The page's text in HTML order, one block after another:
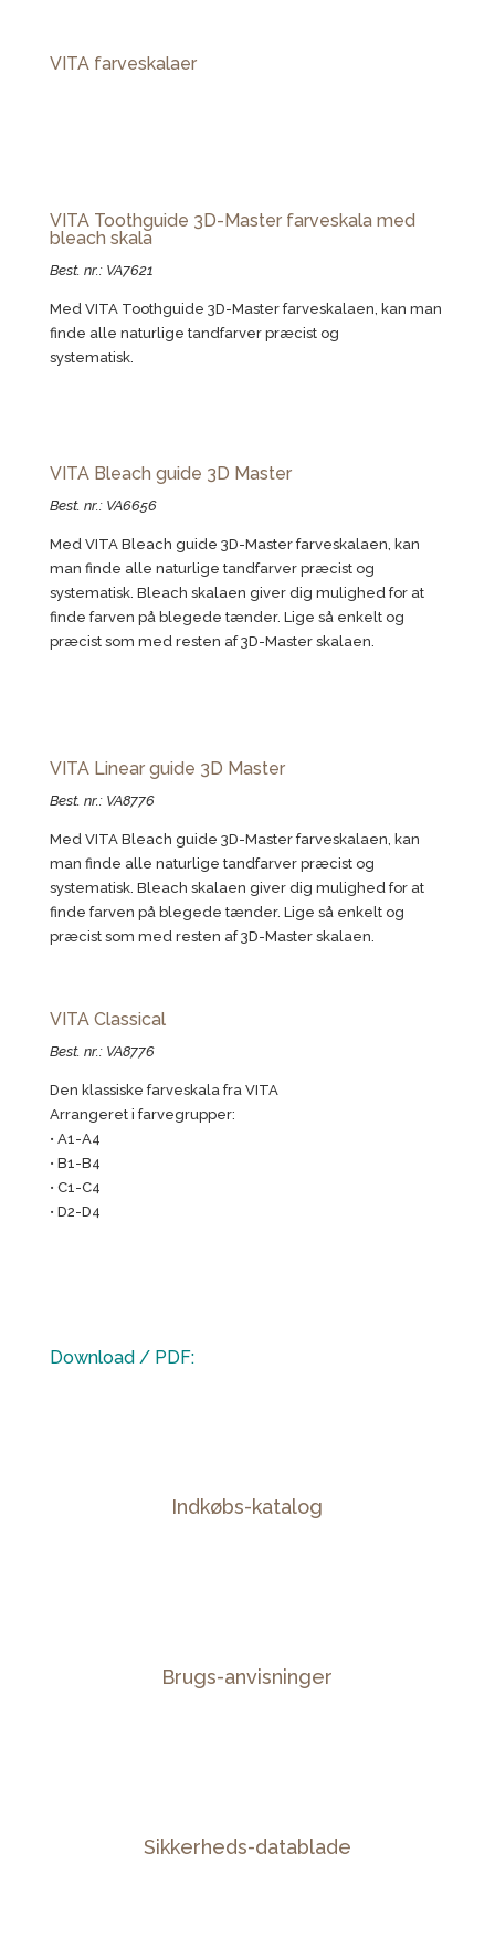
VITA farveskalaer
VITA Toothguide 3D-Master farveskala med
bleach skala
Best. nr.: VA7621
Med VITA Toothguide 3D-Master farveskalaen, kan man
finde alle naturlige tandfarver præcist og
systematisk.
VITA Bleach guide 3D Master
Best. nr.: VA6656
Med VITA Bleach guide 3D-Master farveskalaen, kan
man finde alle naturlige tandfarver præcist og
systematisk. Bleach skalaen giver dig mulighed for at
finde farven på blegede tænder. Lige så enkelt og
præcist som med resten af 3D-Master skalaen.
VITA Linear guide 3D Master
Best. nr.: VA8776
Med VITA Bleach guide 3D-Master farveskalaen, kan
man finde alle naturlige tandfarver præcist og
systematisk. Bleach skalaen giver dig mulighed for at
finde farven på blegede tænder. Lige så enkelt og
præcist som med resten af 3D-Master skalaen.
VITA Classical
Best. nr.: VA8776
Den klassiske farveskala fra VITA
Arrangeret i farvegrupper:
• A1-A4
• B1-B4
• C1-C4
• D2-D4
Download / PDF:
Indkøbs-katalog
Brugs-anvisninger
Sikkerheds-datablade